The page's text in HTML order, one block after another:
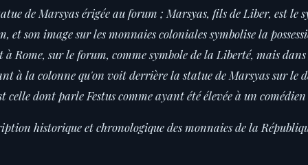
de Marsyas érigée au forum ; Marsyas, fils de Liber, est le
et son image sur les monnaies coloniales symbolise la
Rome, sur le forum, comme symbole de la Liberté, mais
à la colonne qu'on voit derrière la statue de Marsyas sur le
celle dont parle Festus comme ayant été élevée à un
historique et chronologique des monnaies de la